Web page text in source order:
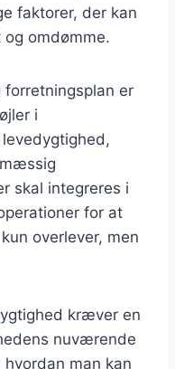
faktorer, der kan
omdømme.
er
i
skal integreres i
for at
overlever, men
kræver en
nuværende
man kan